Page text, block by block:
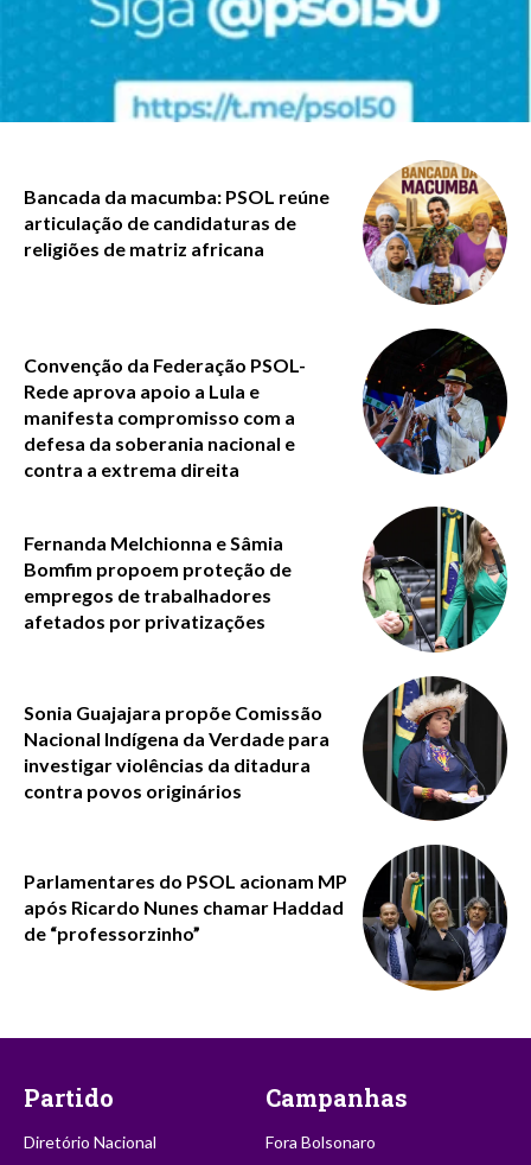
Bancada da macumba: PSOL reúne
articulação de candidaturas de
religiões de matriz africana
Convenção da Federação PSOL-
Rede aprova apoio a Lula e
manifesta compromisso com a
defesa da soberania nacional e
contra a extrema direita
Fernanda Melchionna e Sâmia
Bomfim propoem proteção de
empregos de trabalhadores
afetados por privatizações
Sonia Guajajara propõe Comissão
Nacional Indígena da Verdade para
investigar violências da ditadura
contra povos originários
Parlamentares do PSOL acionam MP
após Ricardo Nunes chamar Haddad
de “professorzinho”
Partido
Diretório Nacional
Campanhas
Fora Bolsonaro